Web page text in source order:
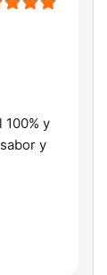
100% y
y